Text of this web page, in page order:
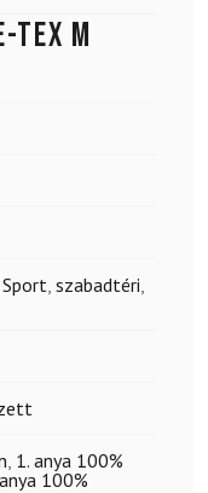
Tex M
Sport, szabadtéri,
, 1. anya 100%
100%